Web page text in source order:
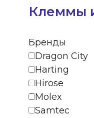
Клеммы
Бренды
Dragon City
Harting
Hirose
Molex
Samtec